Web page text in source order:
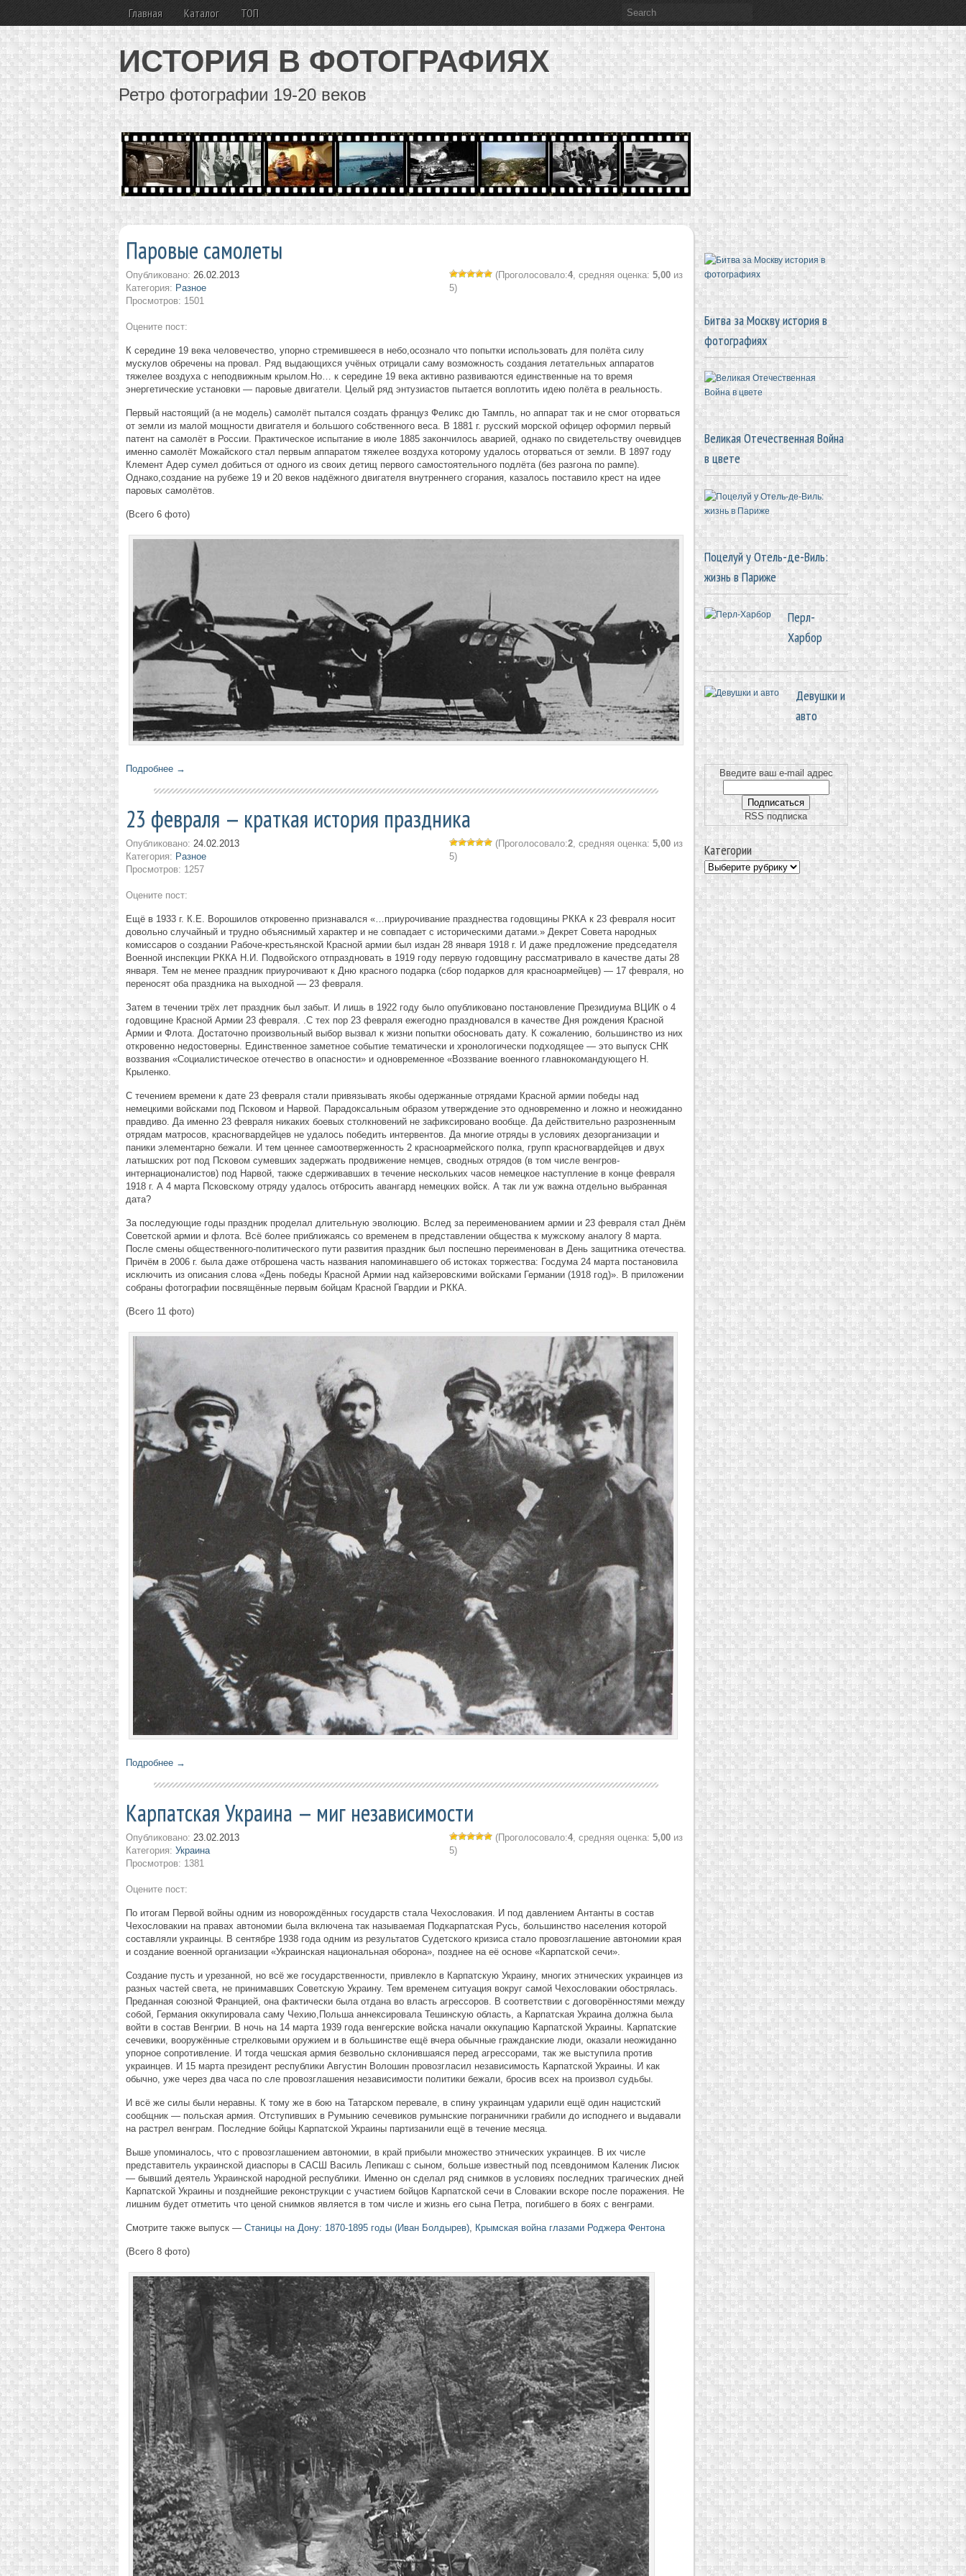
Главная Каталог ТОП
ИСТОРИЯ В ФОТОГРАФИЯХ
Ретро фотографии 19-20 веков
Паровые самолеты
Опубликовано: 26.02.2013
Категория: Разное
Просмотров: 1501
Оцените пост:
(Проголосовало:4, средняя оценка: 5,00из
5)
К середине 19 века человечество, упорно стремившееся в небо,осознало что попытки использовать для полёта силу
мускулов обречены на провал. Ряд выдающихся учёных отрицали саму возможность создания летательных аппаратов
тяжелее воздуха с неподвижным крылом.Но… к середине 19 века активно развиваются единственные на то время
энергетические установки — паровые двигатели. Целый ряд энтузиастов пытается воплотить идею полёта в реальность.
Первый настоящий (а не модель) самолёт пытался создать француз Феликс дю Тампль, но аппарат так и не смог оторваться
от земли из малой мощности двигателя и большого собственного веса. В 1881 г. русский морской офицер оформил первый
патент на самолёт в России. Практическое испытание в июле 1885 закончилось аварией, однако по свидетельству очевидцев
именно самолёт Можайского стал первым аппаратом тяжелее воздуха которому удалось оторваться от земли. В 1897 году
Клемент Адер сумел добиться от одного из своих детищ первого самостоятельного подлёта (без разгона по рампе).
Однако,создание на рубеже 19 и 20 веков надёжного двигателя внутреннего сгорания, казалось поставило крест на идее
паровых самолётов.
(Всего 6 фото)
Подробнее →
23 февраля — краткая история праздника
Опубликовано: 24.02.2013
Категория: Разное
Просмотров: 1257
Оцените пост:
(Проголосовало:2, средняя оценка: 5,00из
5)
Ещё в 1933 г. К.Е. Ворошилов откровенно признавался «…приурочивание празднества годовщины РККА к 23 февраля носит
довольно случайный и трудно объяснимый характер и не совпадает с историческими датами.» Декрет Совета народных
комиссаров о создании Рабоче-крестьянской Красной армии был издан 28 января 1918 г. И даже предложение председателя
Военной инспекции РККА Н.И. Подвойского отпраздновать в 1919 году первую годовщину рассматривало в качестве даты 28
января. Тем не менее праздник приурочивают к Дню красного подарка (сбор подарков для красноармейцев) — 17 февраля, но
переносят оба праздника на выходной — 23 февраля.
Затем в течении трёх лет праздник был забыт. И лишь в 1922 году было опубликовано постановление Президиума ВЦИК о 4
годовщине Красной Армии 23 февраля. .С тех пор 23 февраля ежегодно праздновался в качестве Дня рождения Красной
Армии и Флота. Достаточно произвольный выбор вызвал к жизни попытки обосновать дату. К сожалению, большинство из них
откровенно недостоверны. Единственное заметное событие тематически и хронологически подходящее — это выпуск СНК
воззвания «Социалистическое отечество в опасности» и одновременное «Воззвание военного главнокомандующего Н.
Крыленко.
С течением времени к дате 23 февраля стали привязывать якобы одержанные отрядами Красной армии победы над
немецкими войсками под Псковом и Нарвой. Парадоксальным образом утверждение это одновременно и ложно и неожиданно
правдиво. Да именно 23 февраля никаких боевых столкновений не зафиксировано вообще. Да действительно разрозненным
отрядам матросов, красногвардейцев не удалось победить интервентов. Да многие отряды в условиях дезорганизации и
паники элементарно бежали. И тем ценнее самоотверженность 2 красноармейского полка, групп красногвардейцев и двух
латышских рот под Псковом сумевших задержать продвижение немцев, сводных отрядов (в том числе венгров-
интернационалистов) под Нарвой, также сдерживавших в течение нескольких часов немецкое наступление в конце февраля
1918 г. А 4 марта Псковскому отряду удалось отбросить авангард немецких войск. А так ли уж важна отдельно выбранная
дата?
За последующие годы праздник проделал длительную эволюцию. Вслед за переименованием армии и 23 февраля стал Днём
Советской армии и флота. Всё более приближаясь со временем в представлении общества к мужскому аналогу 8 марта.
После смены общественного-политического пути развития праздник был поспешно переименован в День защитника отечества.
Причём в 2006 г. была даже отброшена часть названия напоминавшего об истоках торжества: Госдума 24 марта постановила
исключить из описания слова «День победы Красной Армии над кайзеровскими войсками Германии (1918 год)». В приложении
собраны фотографии посвящённые первым бойцам Красной Гвардии и РККА.
(Всего 11 фото)
Подробнее →
Карпатская Украина — миг независимости
Опубликовано: 23.02.2013
Категория: Украина
Просмотров: 1381
Оцените пост:
(Проголосовало:4, средняя оценка: 5,00из
5)
По итогам Первой войны одним из новорождённых государств стала Чехословакия. И под давлением Антанты в состав
Чехословакии на правах автономии была включена так называемая Подкарпатская Русь, большинство населения которой
составляли украинцы. В сентябре 1938 года одним из результатов Судетского кризиса стало провозглашение автономии края
и создание военной организации «Украинская национальная оборона», позднее на её основе «Карпатской сечи».
Создание пусть и урезанной, но всё же государственности, привлекло в Карпатскую Украину, многих этнических украинцев из
разных частей света, не принимавших Советскую Украину. Тем временем ситуация вокруг самой Чехословакии обострялась.
Преданная союзной Францией, она фактически была отдана во власть агрессоров. В соответствии с договорённостями между
собой, Германия оккупировала саму Чехию,Польша аннексировала Тешинскую область, а Карпатская Украина должна была
войти в состав Венгрии. В ночь на 14 марта 1939 года венгерские войска начали оккупацию Карпатской Украины. Карпатские
сечевики, вооружённые стрелковыми оружием и в большинстве ещё вчера обычные гражданские люди, оказали неожиданно
упорное сопротивление. И тогда чешская армия безвольно склонившаяся перед агрессорами, так же выступила против
украинцев. И 15 марта президент республики Августин Волошин провозгласил независимость Карпатской Украины. И как
обычно, уже через два часа по сле провозглашения независимости политики бежали, бросив всех на произвол судьбы.
И всё же силы были неравны. К тому же в бою на Татарском перевале, в спину украинцам ударили ещё один нацистский
сообщник — польская армия. Отступивших в Румынию сечевиков румынские пограничники грабили до исподнего и выдавали
на растрел венграм. Последние бойцы Карпатской Украины партизанили ещё в течение месяца.
Выше упоминалось, что с провозглашением автономии, в край прибыли множество этнических украинцев. В их числе
представитель украинской диаспоры в САСШ Василь Лепикаш с сыном, больше известный под псевдонимом Каленик Лисюк
— бывший деятель Украинской народной республики. Именно он сделал ряд снимков в условиях последних трагических дней
Карпатской Украины и позднейшие реконструкции с участием бойцов Карпатской сечи в Словакии вскоре после поражения. Не
лишним будет отметить что ценой снимков является в том числе и жизнь его сына Петра, погибшего в боях с венграми.
Смотрите также выпуск — Станицы на Дону: 1870-1895 годы (Иван Болдырев), Крымская война глазами Роджера Фентона
(Всего 8 фото)
Битва за Москву история в
фотографиях
Великая Отечественная Война
в цвете
Поцелуй у Отель-де-Виль:
жизнь в Париже
Перл-
Харбор
Девушки и
авто
Введите ваш e-mail адрес
RSS подписка
Категории